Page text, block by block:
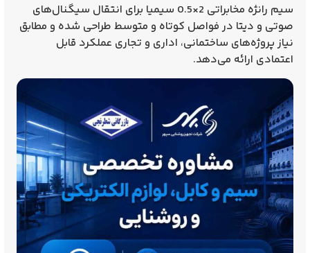
سیم رانژه مخابراتی 2×0.5 سیمیا برای انتقال سیگنال‌های
صوتی و دیتا در فواصل کوتاه و متوسط طراحی شده و مطابق
نیاز پروژه‌های ساختمانی، اداری و تجاری عملکرد قابل
اعتمادی ارائه می‌دهد.